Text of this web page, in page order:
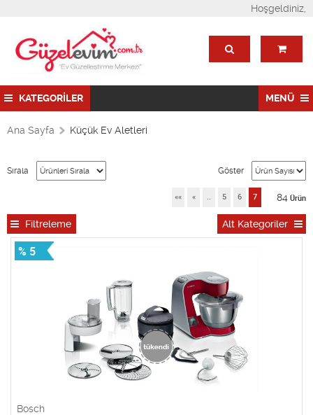
Hoşgeldiniz,
KATEGORİLER MENÜ
Ana Sayfa Küçük Ev Aletleri
Sırala Göster
84 Ürün
«« « .. 5 6 7
Filtreleme Alt Kategoriler
% 5
Bosch